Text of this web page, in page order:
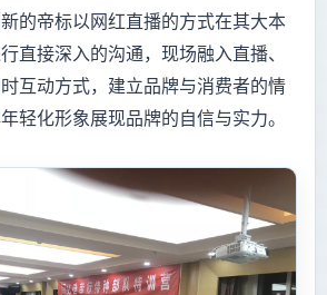
的帝标以网红直播的方式在其大本
直接深入的沟通，现场融入直播、
互动方式，建立品牌与消费者的情
轻化形象展现品牌的自信与实力。